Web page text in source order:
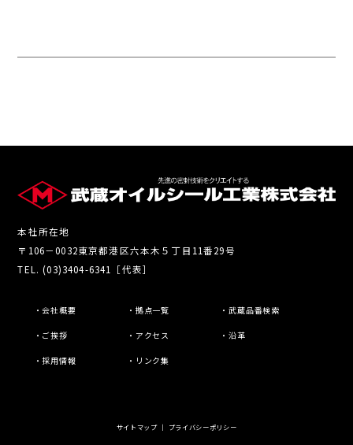
本社所在地
〒106－0032東京都港区六本木５丁目11番29号
TEL. (03)3404-6341［代表］
・会社概要 ・拠点一覧 ・武蔵品番検索
・ご挨拶 ・アクセス ・沿革
・採用情報 ・リンク集
サイトマップ｜ プライバシーポリシー